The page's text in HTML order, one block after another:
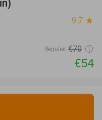
9.7 star
Regulier €70
€54